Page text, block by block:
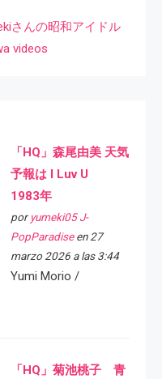
さんの昭和アイドル
videos
「HQ」森尾由美 天気
予報は I Luv U
1983年
por yumeki05 J-
PopParadiseen 27
marzo 2026 a las 3:44
Yumi Morio /
「HQ」菊池桃子 青